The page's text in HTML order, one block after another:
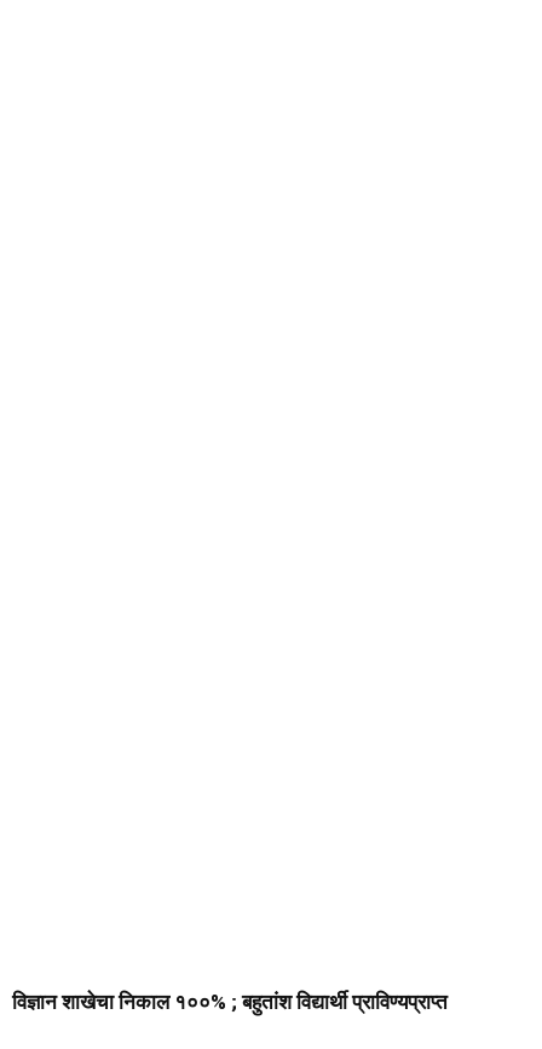
विज्ञान शाखेचा निकाल १००% ; बहुतांश विद्यार्थी प्राविण्यप्राप्त